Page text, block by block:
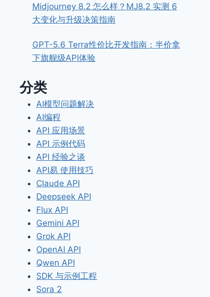
Midjourney 8.2 怎么样？MJ8.2 实测 6
大变化与升级决策指南
GPT-5.6 Terra性价比开发指南：半价拿
下旗舰级API体验
分类
AI模型问题解决
AI编程
API 应用场景
API 示例代码
API 经验之谈
API易 使用技巧
Claude API
Deepseek API
Flux API
Gemini API
Grok API
OpenAI API
Qwen API
SDK 与示例工程
Sora 2